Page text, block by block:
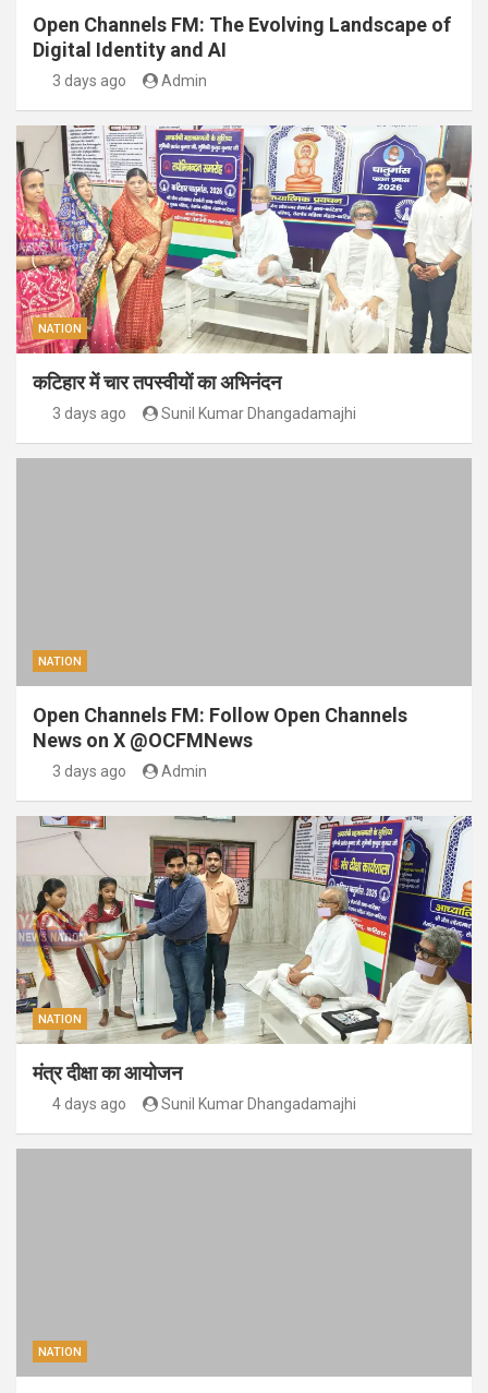
Open Channels FM: The Evolving Landscape of
Digital Identity and AI
3 days ago Admin
NATION
कटिहार में चार तपस्वीयों का अभिनंदन
3 days ago Sunil Kumar Dhangadamajhi
NATION
Open Channels FM: Follow Open Channels
News on X @OCFMNews
3 days ago Admin
NATION
मंत्र दीक्षा का आयोजन
4 days ago Sunil Kumar Dhangadamajhi
NATION